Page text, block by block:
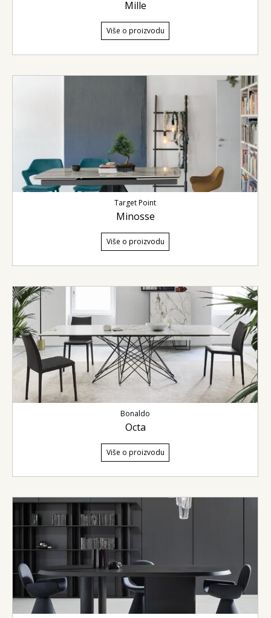
Mille
Više o proizvodu
Target Point
Minosse
Više o proizvodu
Bonaldo
Octa
Više o proizvodu